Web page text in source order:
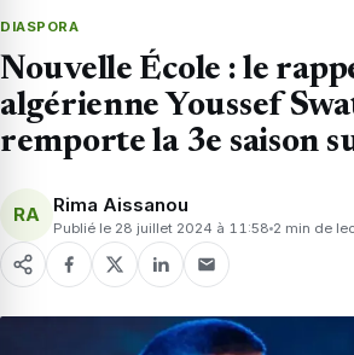
DIASPORA
Nouvelle École : le
algérienne Youssef
remporte la 3e saison
RA Rima Aissanou
Publié le 28 juillet 2024 à 11:58 2 min de